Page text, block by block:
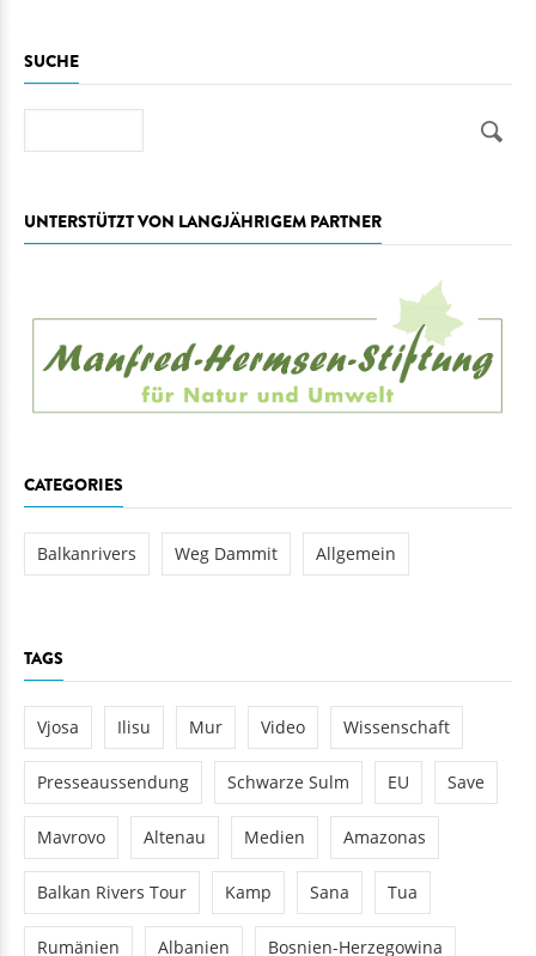
SUCHE
Suche
UNTERSTÜTZT VON LANGJÄHRIGEM PARTNER
CATEGORIES
Balkanrivers Weg Dammit Allgemein
TAGS
Vjosa Ilisu Mur Video Wissenschaft
Presseaussendung Schwarze Sulm EU Save
Mavrovo Altenau Medien Amazonas
Balkan Rivers Tour Kamp Sana Tua
Rumänien Albanien Bosnien-Herzegowina